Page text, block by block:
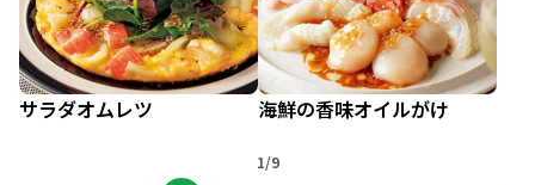
サラダオムレツ 海鮮の香味オイルがけ
1/9